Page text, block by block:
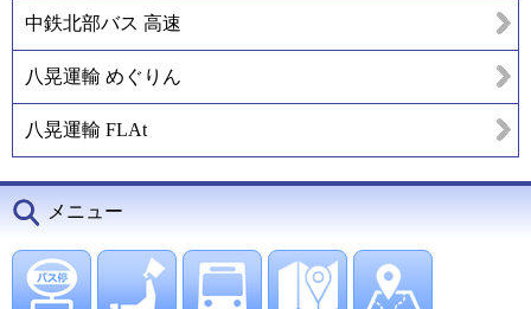
中鉄北部バス 高速
八晃運輸 めぐりん
八晃運輸 FLAt
メニュー